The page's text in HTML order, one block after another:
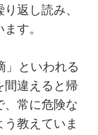
返し読み、
す。
といわれる
間違えると帰
、常に危険な
教えていま